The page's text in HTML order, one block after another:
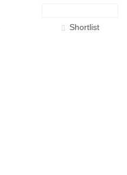
Shortlist